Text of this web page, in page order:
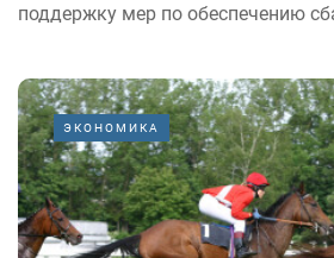
поддержку мер по обеспечению
ЭКОНОМИКА